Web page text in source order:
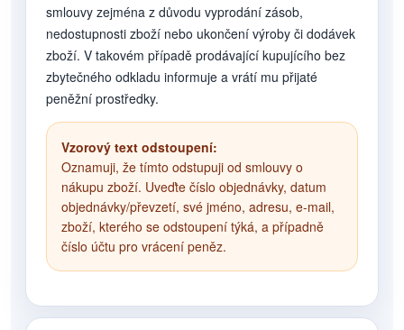
smlouvy zejména z důvodu vyprodání zásob,
nedostupnosti zboží nebo ukončení výroby či dodávek
zboží. V takovém případě prodávající kupujícího bez
zbytečného odkladu informuje a vrátí mu přijaté
peněžní prostředky.
Vzorový text odstoupení:
Oznamuji, že tímto odstupuji od smlouvy o
nákupu zboží. Uveďte číslo objednávky, datum
objednávky/převzetí, své jméno, adresu, e-mail,
zboží, kterého se odstoupení týká, a případně
číslo účtu pro vrácení peněz.